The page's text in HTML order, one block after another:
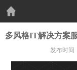
多风格IT解决方案
发布时间